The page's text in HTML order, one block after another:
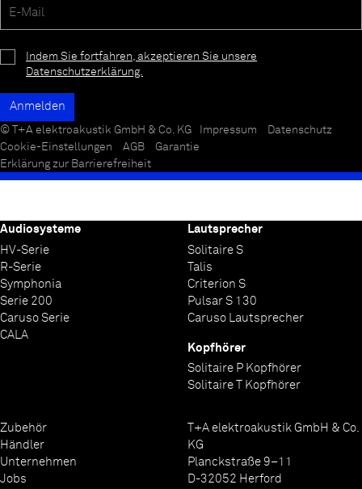
Indem Sie fortfahren, akzeptieren Sie unsere
Datenschutzerklärung.
© T+A elektroakustik GmbH & Co. KG Impressum
Datenschutz
Cookie-Einstellungen
AGB
Garantie
Erklärung zur Barrierefreiheit
Audiosysteme
HV-Serie
R-Serie
Symphonia
Serie 200
Caruso Serie
CALA
Lautsprecher
Solitaire S
Talis
Criterion S
Pulsar S 130
Caruso Lautsprecher
Kopfhörer
Solitaire P Kopfhörer
Solitaire T Kopfhörer
Zubehör
Händler
Unternehmen
Jobs
T+A elektroakustik GmbH & Co.
KG
Planckstraße 9–11
D-32052 Herford